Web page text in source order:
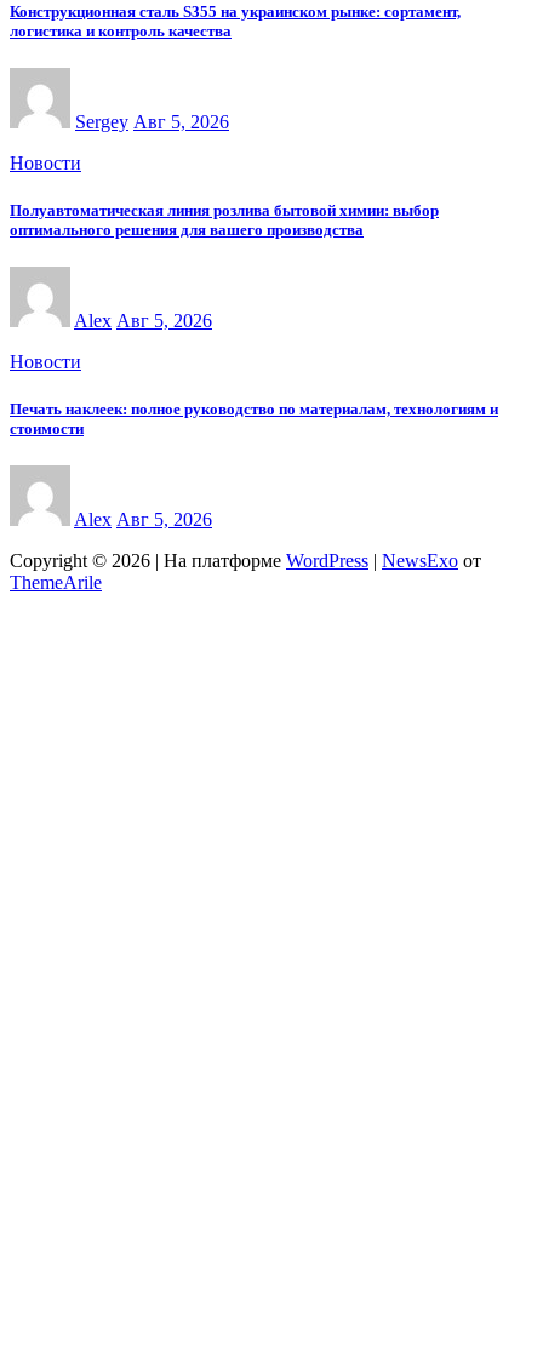
Конструкционная сталь S355 на украинском рынке: сортамент,
логистика и контроль качества
Sergey Авг 5, 2026
Новости
Полуавтоматическая линия розлива бытовой химии: выбор
оптимального решения для вашего производства
Alex Авг 5, 2026
Новости
Печать наклеек: полное руководство по материалам, технологиям и
стоимости
Alex Авг 5, 2026
Copyright © 2026 | На платформе WordPress | NewsExo от
ThemeArile